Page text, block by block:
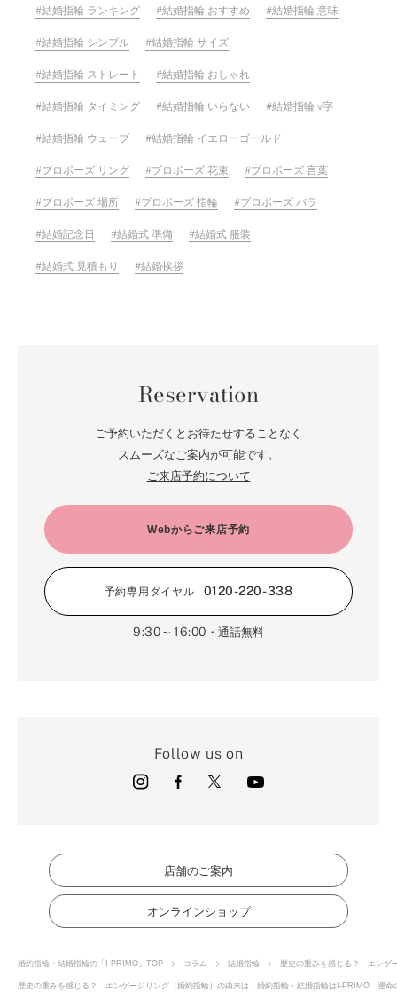
結婚指輪 ランキング 結婚指輪 おすすめ 結婚指輪 意味
結婚指輪 シンプル 結婚指輪 サイズ
結婚指輪 ストレート 結婚指輪 おしゃれ
結婚指輪 タイミング 結婚指輪 いらない 結婚指輪 v字
結婚指輪 ウェーブ 結婚指輪 イエローゴールド
プロポーズ リング プロポーズ 花束 プロポーズ 言葉
プロポーズ 場所 プロポーズ 指輪 プロポーズ バラ
結婚記念日 結婚式 準備 結婚式 服装
結婚式 見積もり 結婚挨拶
Reservation
ご予約いただくとお待たせすることなく
スムーズなご案内が可能です。
ご来店予約について
Webからご来店予約
予約専用ダイヤル 0120-220-338
9:30～16:00 ・通話無料
Follow us on
店舗のご案内
オンラインショップ
婚約指輪・結婚指輪の「I-PRIMO」TOP コラム 結婚指輪 歴史の重みを感じる？ エンゲ
歴史の重みを感じる？ エンゲージリング（婚約指輪）の由来は｜婚約指輪・結婚指輪はI-PRIMO 運命